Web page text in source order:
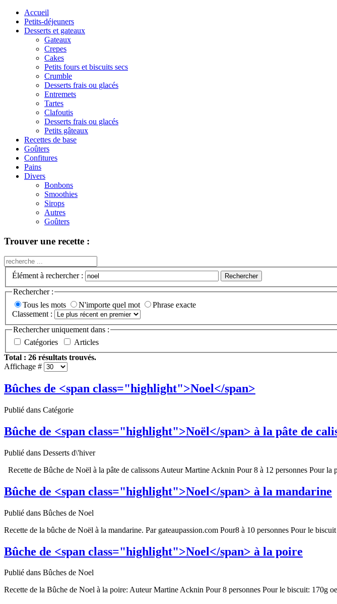
Accueil
Petits-déjeuners
Desserts et gateaux
Gateaux
Crepes
Cakes
Petits fours et biscuits secs
Crumble
Desserts frais ou glacés
Entremets
Tartes
Clafoutis
Desserts frais ou glacés
Petits gâteaux
Recettes de base
Goûters
Confitures
Pains
Divers
Bonbons
Smoothies
Sirops
Autres
Goûters
Trouver une recette :
Élément à rechercher : Rechercher
Rechercher :
Tous les mots
N'importe quel mot
Phrase exacte
Classement :
Rechercher uniquement dans :
Catégories
Articles
Total : 26 résultats trouvés.
Affichage #
Bûches de <span class="highlight">Noel</span>
Publié dans Catégorie
Bûche de <span class="highlight">Noël</span> à la pâte de
Publié dans Desserts d\'hiver
Recette de Bûche de Noël à la pâte de calissons Auteur Martine Acknin Pour 8 à 12 personnes Pour
Bûche de <span class="highlight">Noel</span> à la mandarine
Publié dans Bûches de Noel
Recette de la bûche de Noël à la mandarine. Par gateaupassion.com Pour8 à 10 personnes Pour le
Bûche de <span class="highlight">Noel</span> à la poire
Publié dans Bûches de Noel
Recette de la Bûche de Noel à la poire: Auteur Martine Acknin Pour 8 personnes Pour le biscuit: 170g